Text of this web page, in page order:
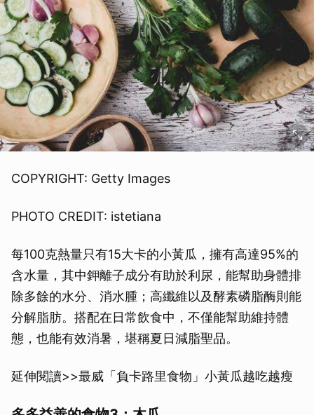
COPYRIGHT: Getty Images
PHOTO CREDIT: istetiana
每100克熱量只有15大卡的小黃瓜，擁有高達95%的
含水量，其中鉀離子成分有助於利尿，能幫助身體排
除多餘的水分、消水腫；高纖維以及酵素磷脂酶則能
分解脂肪。搭配在日常飲食中，不僅能幫助維持體
態，也能有效消暑，堪稱夏日減脂聖品。
延伸閱讀>>最威「負卡路里食物」小黃瓜越吃越瘦